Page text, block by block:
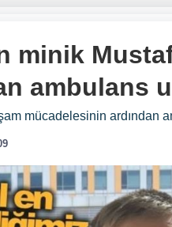
ambulans
mücadelesinin ardından